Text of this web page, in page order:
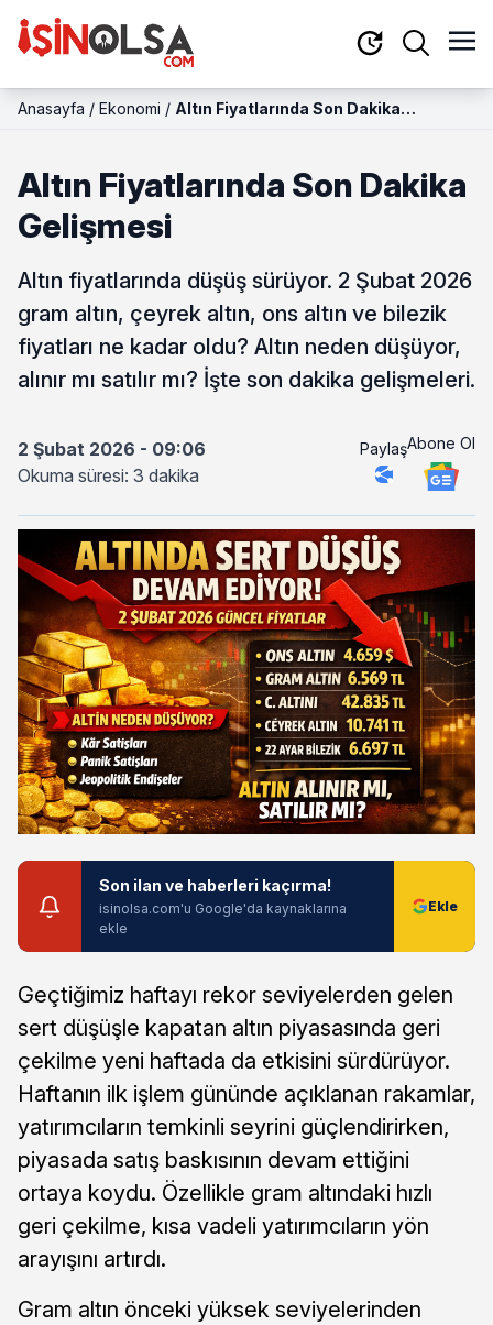
Anasayfa / Ekonomi / Altın Fiyatlarında Son Dakika
Altın Fiyatlarında Son Dakika
Gelişmesi
Altın fiyatlarında düşüş sürüyor. 2 Şubat 2026
gram altın, çeyrek altın, ons altın ve bilezik
fiyatları ne kadar oldu? Altın neden düşüyor,
alınır mı satılır mı? İşte son dakika gelişmeleri.
2 Şubat 2026 - 09:06
Okuma süresi: 3 dakika
PaylaşAbone Ol
Son ilan ve haberleri kaçırma!
isinolsa.com'u Google'da kaynaklarına
ekle
Geçtiğimiz haftayı rekor seviyelerden gelen
sert düşüşle kapatan altın piyasasında geri
çekilme yeni haftada da etkisini sürdürüyor.
Haftanın ilk işlem gününde açıklanan rakamlar,
yatırımcıların temkinli seyrini güçlendirirken,
piyasada satış baskısının devam ettiğini
ortaya koydu. Özellikle gram altındaki hızlı
geri çekilme, kısa vadeli yatırımcıların yön
arayışını artırdı.
Gram altın önceki yüksek seviyelerinden